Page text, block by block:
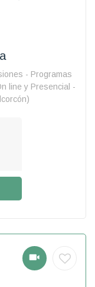
- Programas
line y Presencial -